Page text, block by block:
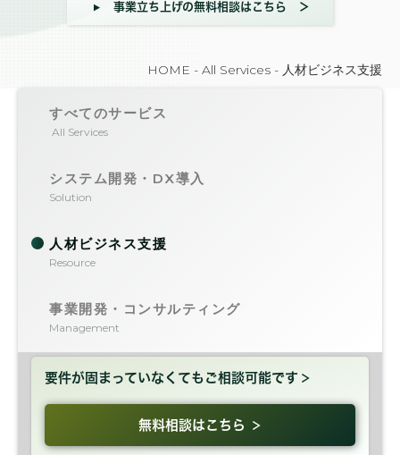
事業立ち上げの無料相談はこちら
HOME - All Services - 人材ビジネス支援
すべてのサービス
All Services
システム開発・DX導入
Solution
人材ビジネス支援
Resource
事業開発・コンサルティング
Management
要件が固まっていなくても ご相談可能です
無料相談はこちら